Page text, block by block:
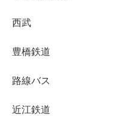
西武
豊橋鉄道
路線バス
近江鉄道